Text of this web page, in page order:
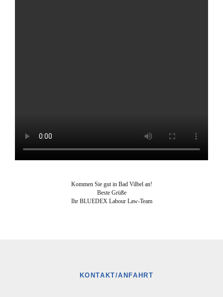
Kommen Sie gut in Bad Vilbel an!
Beste Grüße
Ihr BLUEDEX Labour Law-Team
KONTAKT/ANFAHRT